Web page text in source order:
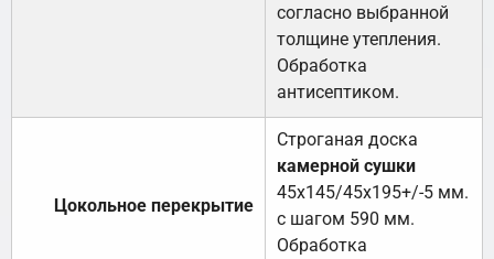
согласно выбранной
толщине утепления.
Обработка
антисептиком.
Цокольное перекрытие
Строганая доска
камерной сушки
45х145/45х195+/-5 мм.
с шагом 590 мм.
Обработка